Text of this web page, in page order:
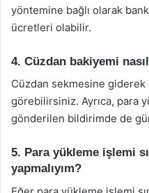
yöntemine bağlı olarak
ücretleri olabilir.
4. Cüzdan bakiyemi
Cüzdan sekmesine
görebilirsiniz. Ayrıca, para
gönderilen bildirimde de
5. Para yükleme işlemi
yapmalıyım?